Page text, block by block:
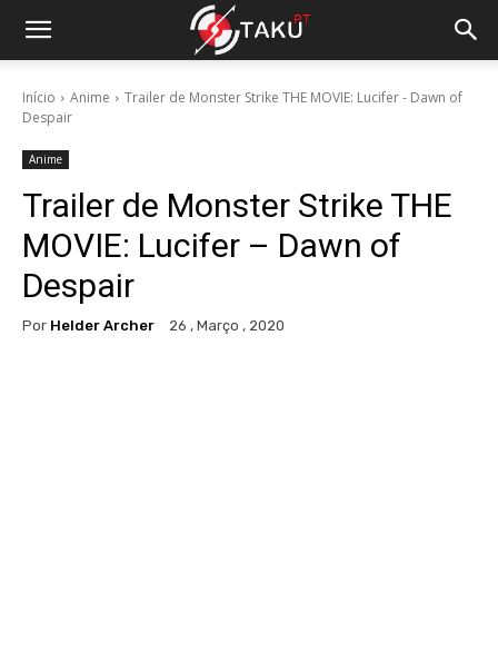
Início Anime
Trailer de Monster Strike THE MOVIE: Lucifer - Dawn of
Despair
Anime
Trailer de Monster Strike THE
MOVIE: Lucifer – Dawn of
Despair
Por Helder Archer 26 , Março , 2020